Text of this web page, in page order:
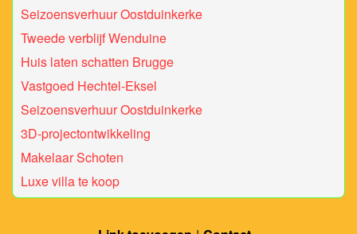
Seizoensverhuur Oostduinkerke
Tweede verblijf Wenduine
Huis laten schatten Brugge
Vastgoed Hechtel-Eksel
Seizoensverhuur Oostduinkerke
3D-projectontwikkeling
Makelaar Schoten
Luxe villa te koop